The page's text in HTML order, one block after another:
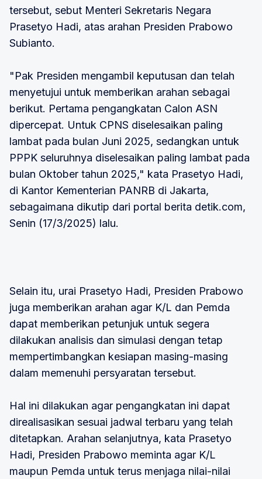
tersebut, sebut Menteri Sekretaris Negara
Prasetyo Hadi, atas arahan Presiden Prabowo
Subianto.
"Pak Presiden mengambil keputusan dan telah
menyetujui untuk memberikan arahan sebagai
berikut. Pertama pengangkatan Calon ASN
dipercepat. Untuk CPNS diselesaikan paling
lambat pada bulan Juni 2025, sedangkan untuk
PPPK seluruhnya diselesaikan paling lambat pada
bulan Oktober tahun 2025," kata Prasetyo Hadi,
di Kantor Kementerian PANRB di Jakarta,
sebagaimana dikutip dari portal berita detik.com,
Senin (17/3/2025) lalu.
Selain itu, urai Prasetyo Hadi, Presiden Prabowo
juga memberikan arahan agar K/L dan Pemda
dapat memberikan petunjuk untuk segera
dilakukan analisis dan simulasi dengan tetap
mempertimbangkan kesiapan masing-masing
dalam memenuhi persyaratan tersebut.
Hal ini dilakukan agar pengangkatan ini dapat
direalisasikan sesuai jadwal terbaru yang telah
ditetapkan. Arahan selanjutnya, kata Prasetyo
Hadi, Presiden Prabowo meminta agar K/L
maupun Pemda untuk terus menjaga nilai-nilai